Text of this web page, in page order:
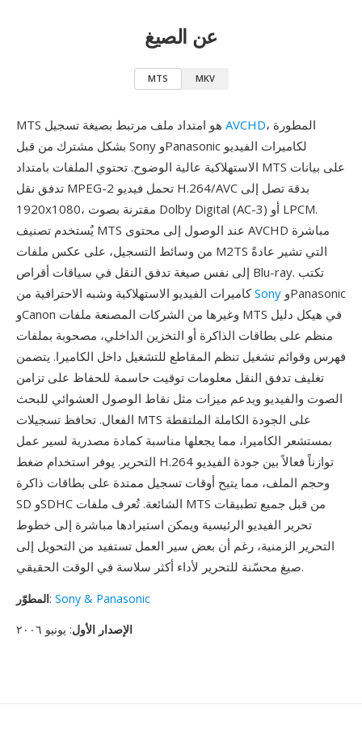
عن الصيغ
MTS MKV
AVCHD، المطورة
بشكل مشترك من قبل Sony وPanasonic لكاميرات الفيديو
الاستهلاكية عالية الوضوح. تحتوي الملفات بامتداد MTS على بيانات
تدفق نقل MPEG-2 تحمل فيديو H.264/AVC بدقة تصل إلى
1920x1080، مقترنة بصوت Dolby Digital (AC-3) أو LPCM.
يُستخدم تصنيف MTS عند الوصول إلى محتوى AVCHD مباشرة
من وسائط التسجيل، على عكس ملفات M2TS التي تشير عادةً
إلى نفس صيغة تدفق النقل في سياقات أقراص Blu-ray. تكتب
كاميرات الفيديو الاستهلاكية وشبه الاحترافية منSony
وCanon وغيرها من الشركات المصنعة ملفات MTS في هيكل دليل
منظم على بطاقات الذاكرة أو التخزين الداخلي، مصحوبة بملفات
فهرس وقوائم تشغيل تنظم المقاطع للتشغيل داخل الكاميرا. يتضمن
تغليف تدفق النقل معلومات توقيت حاسمة للحفاظ على تزامن
الصوت والفيديو ويدعم ميزات مثل نقاط الوصول العشوائي للبحث
الفعال. تحافظ تسجيلات MTS على الجودة الكاملة الملتقطة
بمستشعر الكاميرا، مما يجعلها مناسبة كمادة مصدرية لسير عمل
التحرير. يوفر استخدام ضغط H.264 توازناً فعالاً بين جودة الفيديو
وحجم الملف، مما يتيح أوقات تسجيل ممتدة على بطاقات ذاكرة
SD وSDHC الشائعة. تُعرف ملفات MTS من قبل جميع تطبيقات
تحرير الفيديو الرئيسية ويمكن استيرادها مباشرة إلى خطوط
التحرير الزمنية، رغم أن بعض سير العمل تستفيد من التحويل إلى
صيغ محسّنة للتحرير لأداء أكثر سلاسة في الوقت الحقيقي.
المطوّر: Sony & Panasonic
الإصدار الأول: يونيو ٢٠٠٦